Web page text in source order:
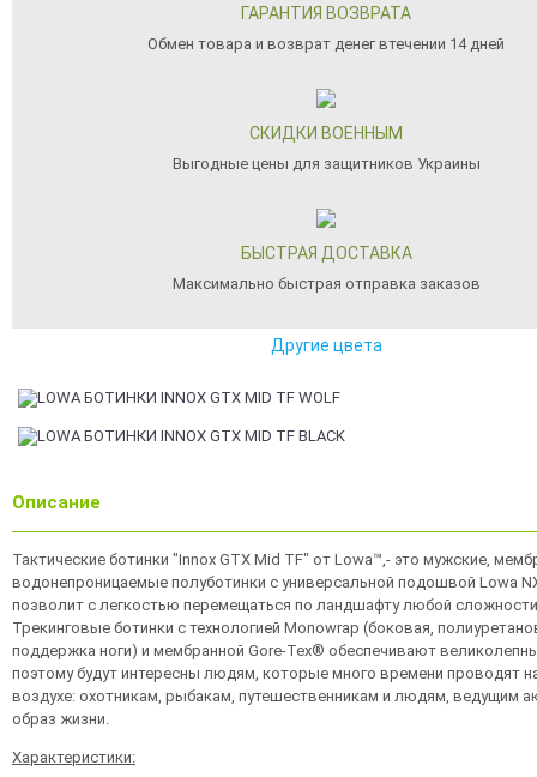
ГАРАНТИЯ ВОЗВРАТА
Обмен товара и возврат денег втечении 14 дней
СКИДКИ ВОЕННЫМ
Выгодные цены для защитников Украины
БЫСТРАЯ ДОСТАВКА
Максимально быстрая отправка заказов
Другие цвета
Описание
Тактические ботинки "Innox GTX Mid TF" от Lowa™,- это мужские,
водонепроницаемые полуботинки с универсальной подошвой Lowa
позволит с легкостью перемещаться по ландшафту любой
Трекинговые ботинки с технологией Monowrap (боковая,
поддержка ноги) и мембранной Gore-Tex® обеспечивают
поэтому будут интересны людям, которые много времени проводят
воздухе: охотникам, рыбакам, путешественникам и людям, ведущим
образ жизни.
Характеристики: